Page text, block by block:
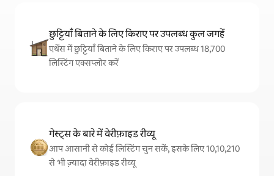
छुट्टियाँ बिताने के लिए किराए पर उपलब्ध कुल जगहें
एथेंस में छुट्टियाँ बिताने के लिए किराए पर उपलब्ध 18,700
लिस्टिंग एक्सप्लोर करें
गेस्ट्स के बारे में वेरीफ़ाइड रीव्यू
आप आसानी से कोई लिस्टिंग चुन सकें, इसके लिए 10,10,210
से भी ज़्यादा वेरीफ़ाइड रीव्यू